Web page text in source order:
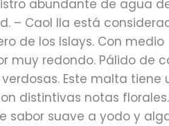
abundante de agua
– Caol Ila está
de los Islays. Con medio
muy redondo. Pálido de
Este malta tiene
distintivas notas florales.
sabor suave a yodo y